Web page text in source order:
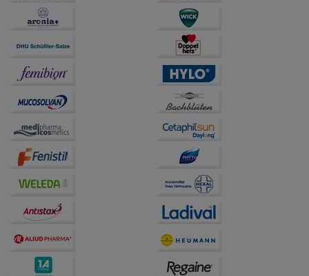
Statistik & Tracking:
Hierüber lassen sich
Informationen über die Art und Weise der Nutzung
unserer Website sammeln, mit deren Hilfe wir unsere
Website weiter für Sie optimieren können, den Inhalt
auf unserer Website aber auch die Werbung auf
Drittseiten möglichst relevant für Sie zu gestalten.
Bitte beachten Sie, dass Daten hierfür teilweise an
Dritte wie z.B. Google oder soziale Medien
übertragen werden.